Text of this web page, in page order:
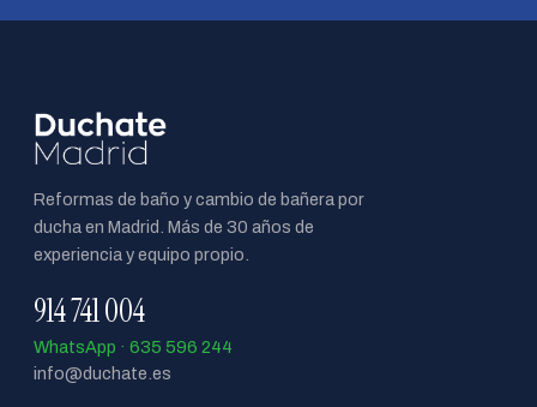
Reformas de baño y cambio de bañera por
ducha en Madrid. Más de 30 años de
experiencia y equipo propio.
914 741 004
WhatsApp · 635 596 244
info@duchate.es